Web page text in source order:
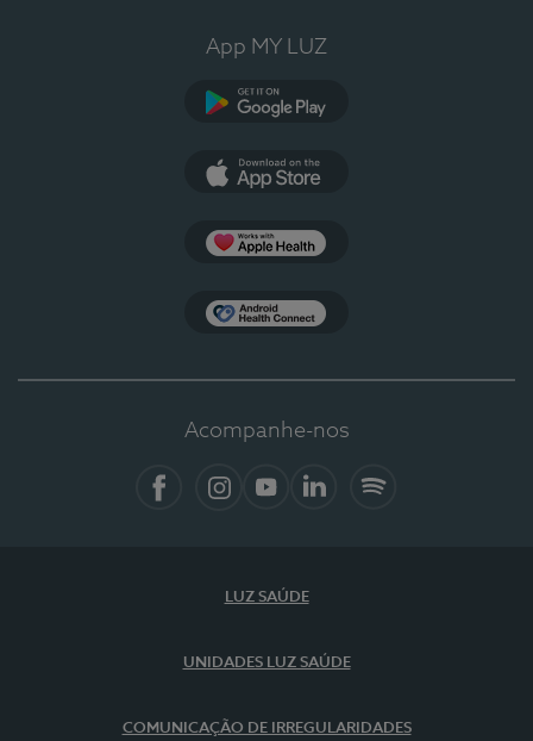
App MY LUZ
Acompanhe-nos
LUZ SAÚDE
UNIDADES LUZ SAÚDE
COMUNICAÇÃO DE IRREGULARIDADES